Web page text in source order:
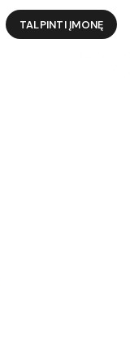
TALPINTI ĮMONĘ